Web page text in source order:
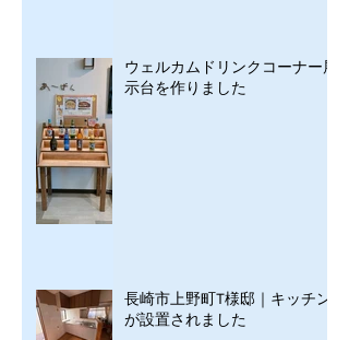
ウェルカムドリンクコーナー展
示台を作りました
長崎市上野町T様邸｜キッチン
が設置されました